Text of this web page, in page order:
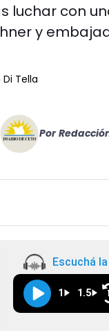
luchar con
y
Tella
Por
Escuchá
1 1.5